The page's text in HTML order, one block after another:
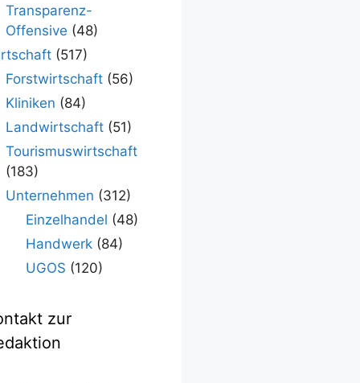
Transparenz-
Offensive (48)
(517)
Forstwirtschaft(56)
Kliniken (84)
Landwirtschaft(51)
Tourismuswirtschaft
(183)
Unternehmen (312)
Einzelhandel (48)
Handwerk (84)
UGOS (120)
zur